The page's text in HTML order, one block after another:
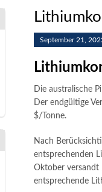
September 21,
Die australische
Der endgültige
$/Tonne.
Nach
entsprechenden
Oktober versandt
entsprechende